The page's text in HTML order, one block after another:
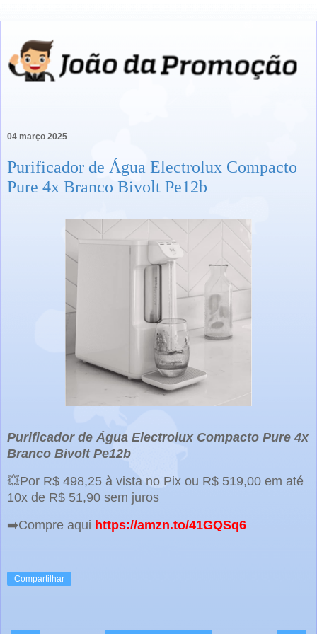
04 março 2025
Purificador de Água Electrolux Compacto
Pure 4x Branco Bivolt Pe12b
Purificador de Água Electrolux Compacto Pure 4x
Branco Bivolt Pe12b
💥Por R$ 498,25 à vista no Pix ou R$ 519,00 em até
10x de R$ 51,90 sem juros
➡️Compre aqui https://amzn.to/41GQSq6
Compartilhar